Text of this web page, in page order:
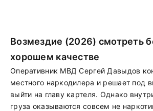
Возмездие (2026) смотреть
хорошем качестве
Оперативник МВД Сергей Давыдов
местного наркодилера и решает под
выйти на главу картеля. Однако
груза оказываются совсем не